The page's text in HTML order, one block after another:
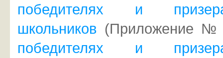
победителях и
школьников (Приложение
победителях и